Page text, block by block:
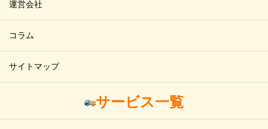
運営会社
コラム
サイトマップ
サービス一覧